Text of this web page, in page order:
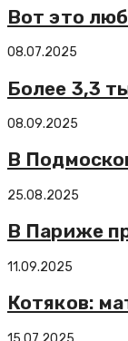
Вот это
08.07.2025
Более 3,3
08.09.2025
В
25.08.2025
В Париже
11.09.2025
Котяков: